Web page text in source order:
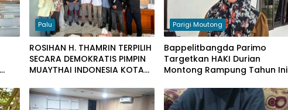
Palu
ROSIHAN H. THAMRIN TERPILIH
SECARA DEMOKRATIS PIMPIN
MUAYTHAI INDONESIA KOTA
Parigi Moutong
Bappelitbangda Parimo
Targetkan HAKI Durian
Montong Rampung Tahun Ini